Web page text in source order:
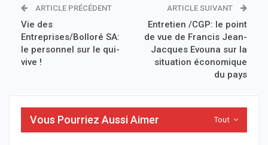
ARTICLE PRÉCÉDENT
Vie des
Entreprises/Bolloré SA:
le personnel sur le qui-
vive !
ARTICLE SUIVANT
Entretien /CGP: le point
de vue de Francis Jean-
Jacques Evouna sur la
situation économique
du pays
Tout
Vous Pourriez Aussi Aimer